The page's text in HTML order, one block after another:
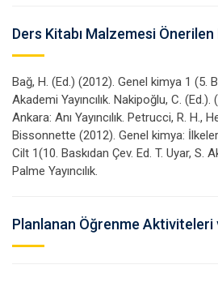
Ders Kitabı Malzemesi
Bağ, H. (Ed.) (2012). Genel kimya 1 (5.
Akademi Yayıncılık. Nakipoğlu, C.
Ankara: Anı Yayıncılık. Petrucci, R. H.,
Bissonnette (2012). Genel kimya:
Cilt 1(10. Baskıdan Çev. Ed. T. Uyar, S.
Palme Yayıncılık.
Planlanan Öğrenme Aktiviteleri